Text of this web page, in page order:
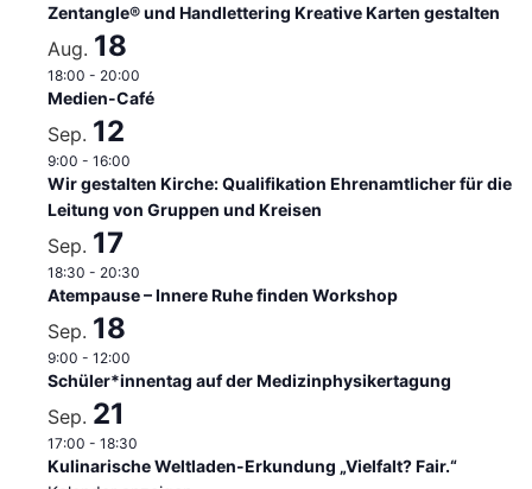
Zentangle® und Handlettering Kreative Karten gestalten
Aug. 18
18:00 - 20:00
Medien-Café
Sep. 12
9:00 - 16:00
Wir gestalten Kirche: Qualifikation Ehrenamtlicher für die
Leitung von Gruppen und Kreisen
Sep. 17
18:30 - 20:30
Atempause – Innere Ruhe finden Workshop
Sep. 18
9:00 - 12:00
Schüler*innentag auf der Medizinphysikertagung
Sep. 21
17:00 - 18:30
Kulinarische Weltladen-Erkundung „Vielfalt? Fair.“